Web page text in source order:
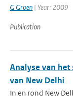
G Groen | Year: 2009
Publication
Analyse van
van New Delhi
In en rond New